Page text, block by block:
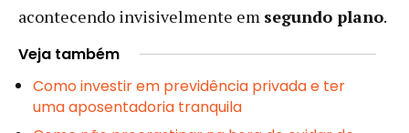
acontecendo invisivelmente em segundo plano.
Veja também
Como investir em previdência privada e ter
uma aposentadoria tranquila